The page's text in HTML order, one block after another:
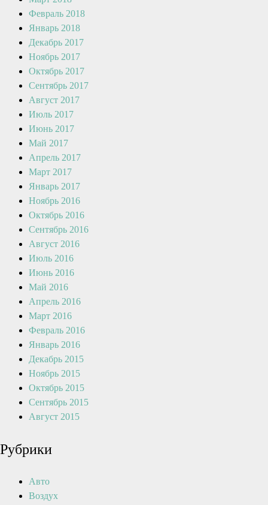
Февраль 2018
Январь 2018
Декабрь 2017
Ноябрь 2017
Октябрь 2017
Сентябрь 2017
Август 2017
Июль 2017
Июнь 2017
Май 2017
Апрель 2017
Март 2017
Январь 2017
Ноябрь 2016
Октябрь 2016
Сентябрь 2016
Август 2016
Июль 2016
Июнь 2016
Май 2016
Апрель 2016
Март 2016
Февраль 2016
Январь 2016
Декабрь 2015
Ноябрь 2015
Октябрь 2015
Сентябрь 2015
Август 2015
Рубрики
Авто
Воздух